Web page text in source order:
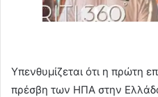
Υπενθυμίζεται ότι η πρώτη
πρέσβη των ΗΠΑ στην